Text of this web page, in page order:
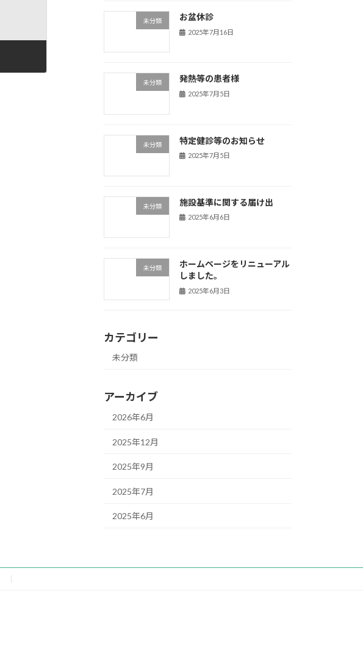
未分類 お盆休診
2025年7月16日
未分類 発熱等の患者様
2025年7月5日
未分類 特定健診等のお知らせ
2025年7月5日
未分類 施設基準に関する届け出
2025年6月6日
未分類
ホームページをリニューアル
しました。
2025年6月3日
カテゴリー
未分類
アーカイブ
2026年6月
2025年12月
2025年9月
2025年7月
2025年6月